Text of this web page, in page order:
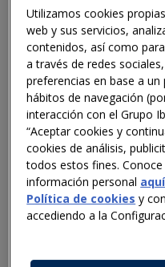
UN
Economy
as a key
23 Jan 2026
Iberostar
€1 billion
2028
Utilizamos cookies
web y sus servicios,
contenidos, así como
a través de redes
preferencias en base a
hábitos de navegación
interacción con el Grupo
“Aceptar cookies y
cookies de análisis,
todos estos fines.
información personal aquí
Política de cookies y
accediendo a la